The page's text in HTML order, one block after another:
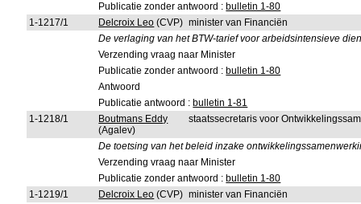
Publicatie zonder antwoord : bulletin 1-80
1-1217/1
Delcroix Leo (CVP) minister van Financiën
De verlaging van het BTW-tarief voor arbeidsintensieve
Verzending vraag naar Minister
Publicatie zonder antwoord : bulletin 1-80
Antwoord
Publicatie antwoord : bulletin 1-81
1-1218/1
Boutmans Eddy
(Agalev)
staatssecretaris voor
De toetsing van het beleid inzake
Verzending vraag naar Minister
Publicatie zonder antwoord : bulletin 1-80
1-1219/1
Delcroix Leo (CVP) minister van Financiën